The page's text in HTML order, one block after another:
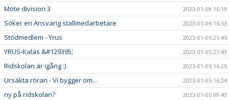
Möte division 3 2023-01-09 16:19
Söker en Ansvarig stallmedarbetare 2023-01-06 16:33
Stödmedlem - Yrus 2023-01-05 21:45
YRUS-Kalas &#129395; 2023-01-05 21:43
Ridskolan är igång :) 2023-01-05 16:25
Ursäkta röran - Vi bygger om… 2023-01-05 16:24
ny på ridskolan? 2023-01-05 09:43